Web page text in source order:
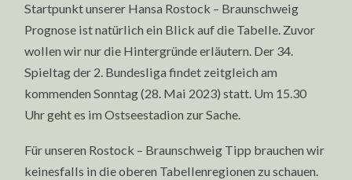
–
BRAUNSCHWEIG
PROGNOSE
TIPP
28.05.2023
Startpunkt unserer Hansa Rostock – Braunschweig
Prognose ist natürlich ein Blick auf die Tabelle. Zuvor
wollen wir nur die Hintergründe erläutern. Der 34.
Spieltag der 2. Bundesliga findet zeitgleich am
kommenden Sonntag (28. Mai 2023) statt. Um 15.30
Uhr geht es im Ostseestadion zur Sache.
Für unseren Rostock – Braunschweig Tipp brauchen wir
keinesfalls in die oberen Tabellenregionen zu schauen.